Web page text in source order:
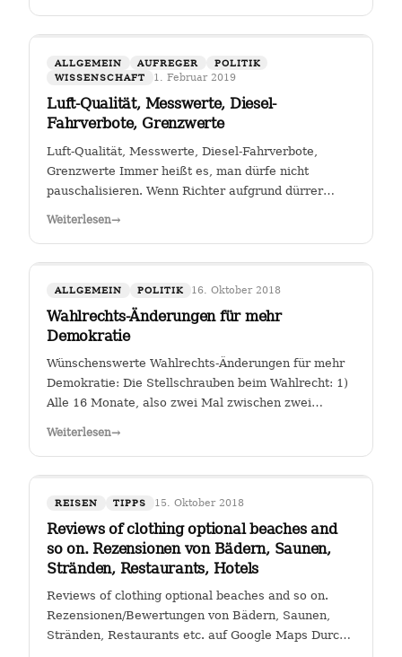
ALLGEMEIN AUFREGER
POLITIK
WISSENSCHAFT
1. Februar 2019
Luft-Qualität, Messwerte, Diesel-
Fahrverbote, Grenzwerte
Luft-Qualität, Messwerte, Diesel-Fahrverbote,
Grenzwerte Immer heißt es, man dürfe nicht
pauschalisieren. Wenn Richter aufgrund dürrer
Weiterlesen→
ALLGEMEIN POLITIK 16. Oktober 2018
Wahlrechts-Änderungen für mehr
Demokratie
Wünschenswerte Wahlrechts-Änderungen für mehr
Demokratie: Die Stellschrauben beim Wahlrecht: 1)
Alle 16 Monate, also zwei Mal zwischen zwei
Weiterlesen→
REISEN TIPPS 15. Oktober 2018
Reviews of clothing optional beaches and
so on. Rezensionen von Bädern, Saunen,
Stränden, Restaurants, Hotels
Reviews of clothing optional beaches and so on.
Rezensionen/Bewertungen von Bädern, Saunen,
Stränden, Restaurants etc. auf Google Maps Durch